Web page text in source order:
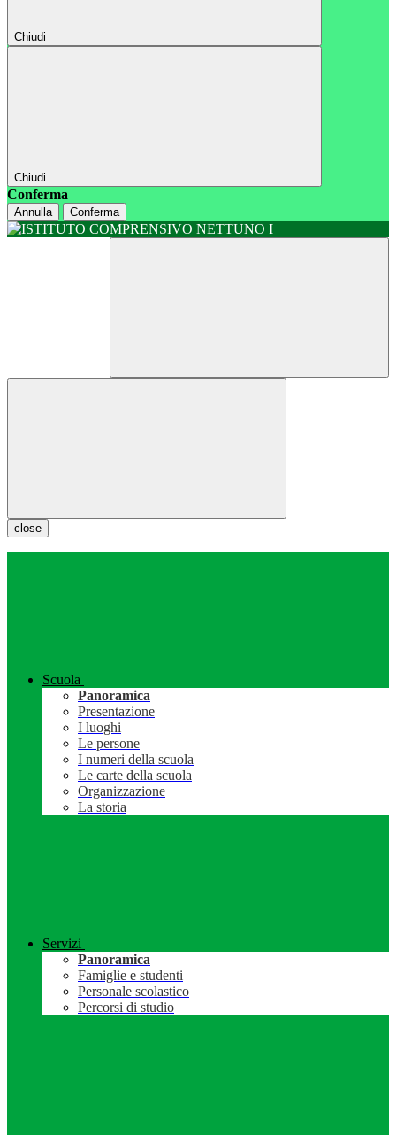
Chiudi
Chiudi
Conferma
Annulla Conferma
close
Scuola
Panoramica
Presentazione
I luoghi
Le persone
I numeri della scuola
Le carte della scuola
Organizzazione
La storia
Servizi
Panoramica
Famiglie e studenti
Personale scolastico
Percorsi di studio